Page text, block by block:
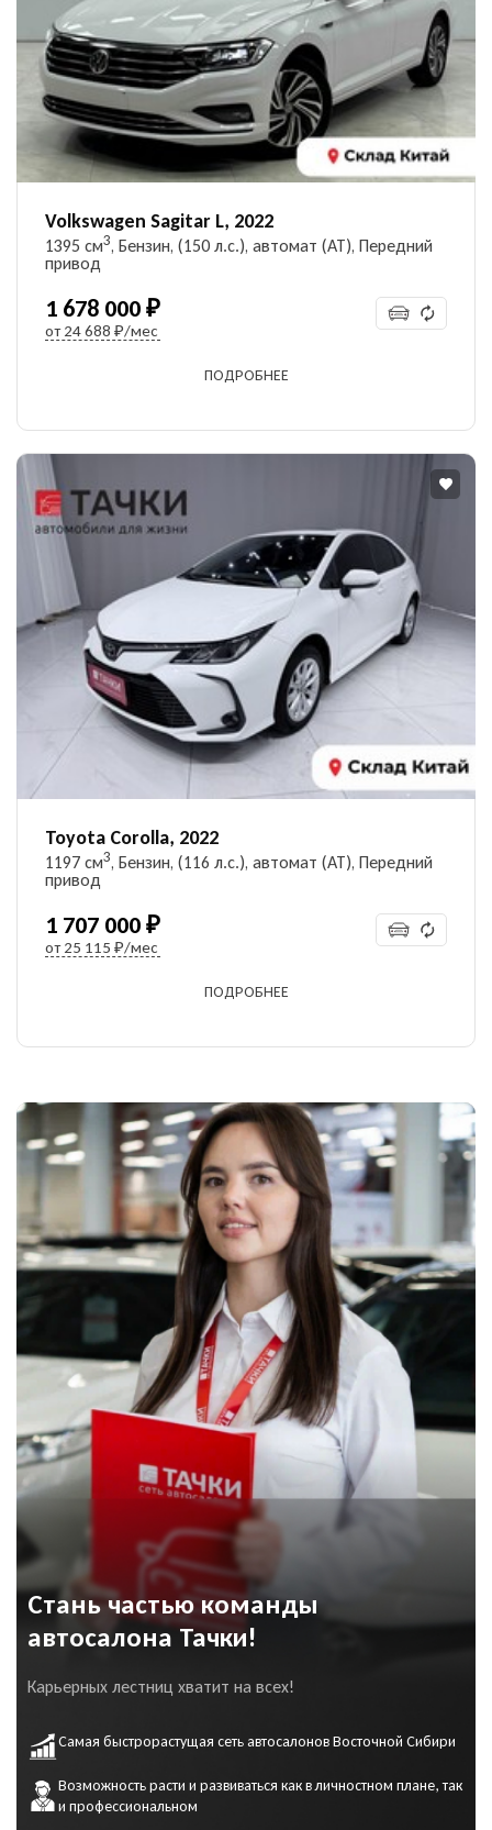
Volkswagen Sagitar L, 2022
1395 см3, Бензин, (150 л.с.), автомат (AT), Передний
привод
1 678 000 ₽
от24 688 ₽/мес
ПОДРОБНЕЕ
Toyota Corolla, 2022
1197 см3, Бензин, (116 л.с.), автомат (AT), Передний
привод
1 707 000 ₽
от25 115 ₽/мес
ПОДРОБНЕЕ
Стань частью команды
автосалона Тачки!
Карьерных лестниц хватит на всех!
Самая быстрорастущая сеть автосалонов Восточной Сибири
Возможность расти и развиваться как в личностном плане, так
и профессиональном
УЗНАТЬ ЦЕНУ
Даю согласие на обработку
персональных данных